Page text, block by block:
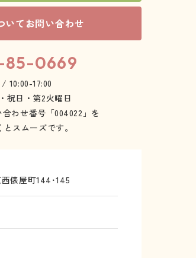
いてお問い合わせ
85-0669
10:00-17:00
祝日・第2火曜日
わせ番号「004022」を
スムーズです。
俵屋町144･145